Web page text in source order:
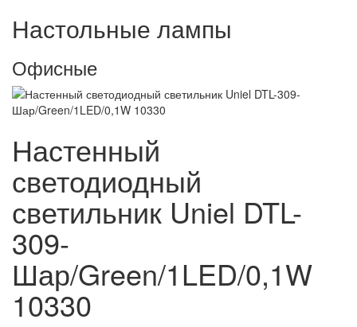
Настольные лампы
Офисные
Настенный
светодиодный
светильник Uniel DTL-
309-
Шар/Green/1LED/0,1W
10330